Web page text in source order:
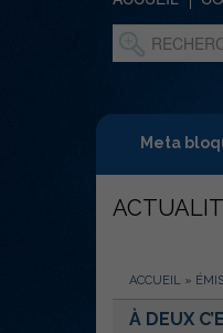
Meta
ACCUEIL »
À DEUX